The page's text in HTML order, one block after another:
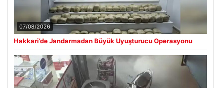
07/08/2026
Hakkari’de Jandarmadan Büyük Uyuşturucu Operasyonu